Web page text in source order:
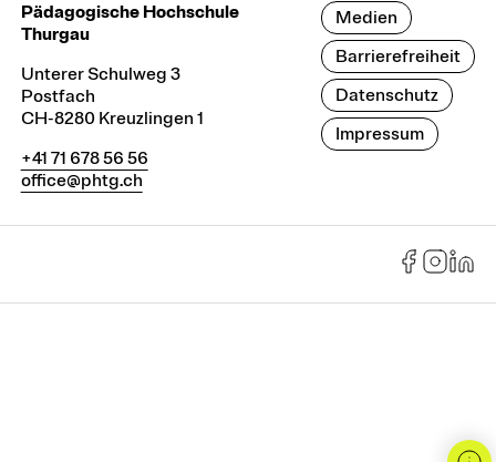
Pädagogische Hochschule
Thurgau
Unterer Schulweg 3
Postfach
CH-8280 Kreuzlingen 1
+41 71 678 56 56
office@phtg.ch
Medien
Barrierefreiheit
Datenschutz
Impressum